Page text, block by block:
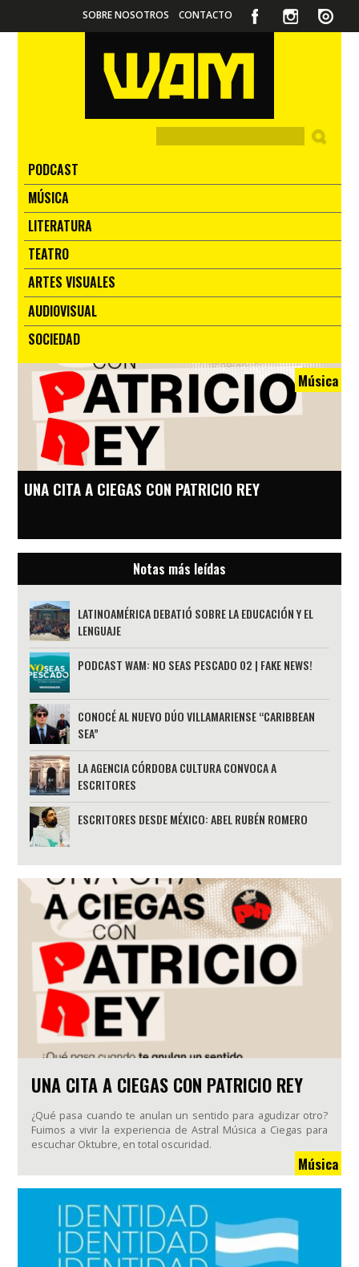
SOBRE NOSOTROS CONTACTO
PODCAST
MÚSICA
LITERATURA
TEATRO
ARTES VISUALES
AUDIOVISUAL
SOCIEDAD
Música
UNA CITA A CIEGAS CON PATRICIO REY
Notas más leídas
LATINOAMÉRICA DEBATIÓ SOBRE LA EDUCACIÓN Y EL
LENGUAJE
PODCAST WAM: NO SEAS PESCADO 02 | FAKE NEWS!
CONOCÉ AL NUEVO DÚO VILLAMARIENSE “CARIBBEAN
SEA”
LA AGENCIA CÓRDOBA CULTURA CONVOCA A
ESCRITORES
ESCRITORES DESDE MÉXICO: ABEL RUBÉN ROMERO
UNA CITA A CIEGAS CON PATRICIO REY
¿Qué pasa cuando te anulan un sentido para agudizar otro?
Fuimos a vivir la experiencia de Astral Música a Ciegas para
escuchar Oktubre, en total oscuridad.
Música